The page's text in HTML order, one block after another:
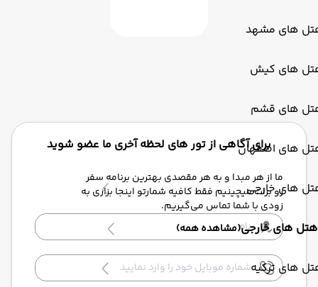
های مشهد
های کیش
های قشم
های اصفهان
های خارجی
هتل های خارجی(مشاهده همه)
های ترکیه
برای آگاهی از تور های لحظه آخری ما عضو شوید
ما از هر مبدا و به هر مقصدی بهترین برنامه سفر
رو برات میچینیم فقط کافیه شمارتو اینجا بزاری به
زودی با شما تماس می‌گیریم.